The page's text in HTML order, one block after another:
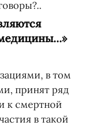
в том
принят ряд
к смертной
в такой